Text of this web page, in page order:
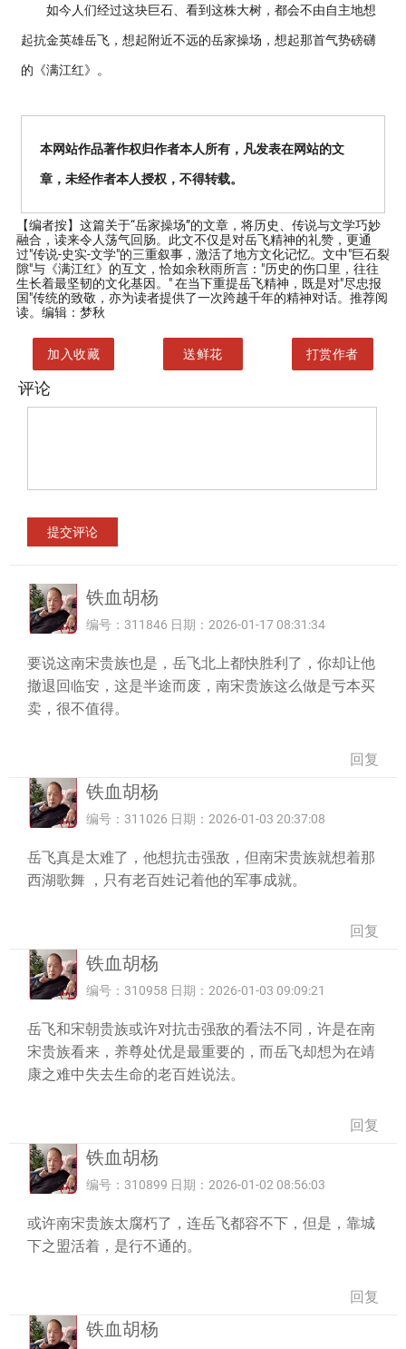
如今人们经过这块巨石、看到这株大树，都会不由自主地想
起抗金英雄岳飞，想起附近不远的岳家操场，想起那首气势磅礴
的《满江红》。
本网站作品著作权归作者本人所有，凡发表在网站的文
章，未经作者本人授权，不得转载。
【编者按】 这篇关于“岳家操场”的文章，将历史、传说与文学巧妙
融合，读来令人荡气回肠。此文不仅是对岳飞精神的礼赞，更通
过"传说-史实-文学"的三重叙事，激活了地方文化记忆。文中"巨石裂
隙"与《满江红》的互文，恰如余秋雨所言："历史的伤口里，往往
生长着最坚韧的文化基因。" 在当下重提岳飞精神，既是对"尽忠报
国"传统的致敬，亦为读者提供了一次跨越千年的精神对话。推荐阅
读。编辑：梦秋
加入收藏 送鲜花 打赏作者
评论
铁血胡杨
编号：311846 日期：2026-01-17 08:31:34
要说这南宋贵族也是，岳飞北上都快胜利了，你却让他
撤退回临安，这是半途而废，南宋贵族这么做是亏本买
卖，很不值得。
回复
铁血胡杨
编号：311026 日期：2026-01-03 20:37:08
岳飞真是太难了，他想抗击强敌，但南宋贵族就想着那
西湖歌舞 ，只有老百姓记着他的军事成就。
回复
铁血胡杨
编号：310958 日期：2026-01-03 09:09:21
岳飞和宋朝贵族或许对抗击强敌的看法不同，许是在南
宋贵族看来，养尊处优是最重要的，而岳飞却想为在靖
康之难中失去生命的老百姓说法。
回复
铁血胡杨
编号：310899 日期：2026-01-02 08:56:03
或许南宋贵族太腐朽了，连岳飞都容不下，但是，靠城
下之盟活着，是行不通的。
回复
铁血胡杨